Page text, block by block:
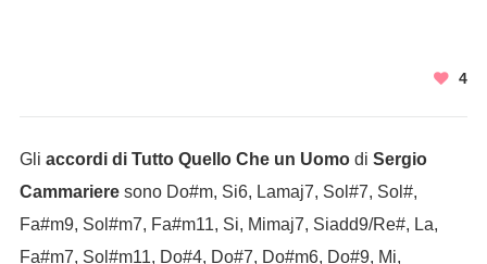
4
Gli accordi di Tutto Quello Che un Uomodi Sergio
Cammarieresono Do#m, Si6, Lamaj7, Sol#7, Sol#,
Fa#m9, Sol#m7, Fa#m11, Si, Mimaj7, Siadd9/Re#, La,
Fa#m7, Sol#m11, Do#4, Do#7, Do#m6, Do#9, Mi,